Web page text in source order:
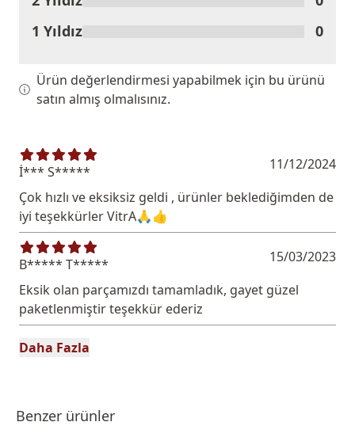
1 Yıldız
0
Ürün değerlendirmesi yapabilmek için bu ürünü
satın almış olmalısınız.
İ*** S*****
11/12/2024
Çok hızlı ve eksiksiz geldi , ürünler beklediğimden de
iyi teşekkürler VitrA🙏👍
B***** T*****
15/03/2023
Eksik olan parçamızdı tamamladık, gayet güzel
paketlenmiştir teşekkür ederiz
Daha Fazla
Benzer ürünler